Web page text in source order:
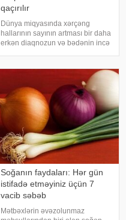
qaçırılır
Dünya miqyasında xərçəng
hallarının sayının artması bir daha
erkən diaqnozun və bədənin incə
vurğulayır. Məşhur inancın əksinə
olaraq, xərçəng növləri həmişə
Soğanın faydaları: Hər gün
istifadə etməyiniz üçün 7
vacib səbəb
Mətbəxlərin əvəzolunmaz